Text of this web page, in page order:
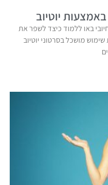
יוטיוב
חיובי באו ללמוד כיצד לשפר את
מושכל בסרטוני יוטיוב